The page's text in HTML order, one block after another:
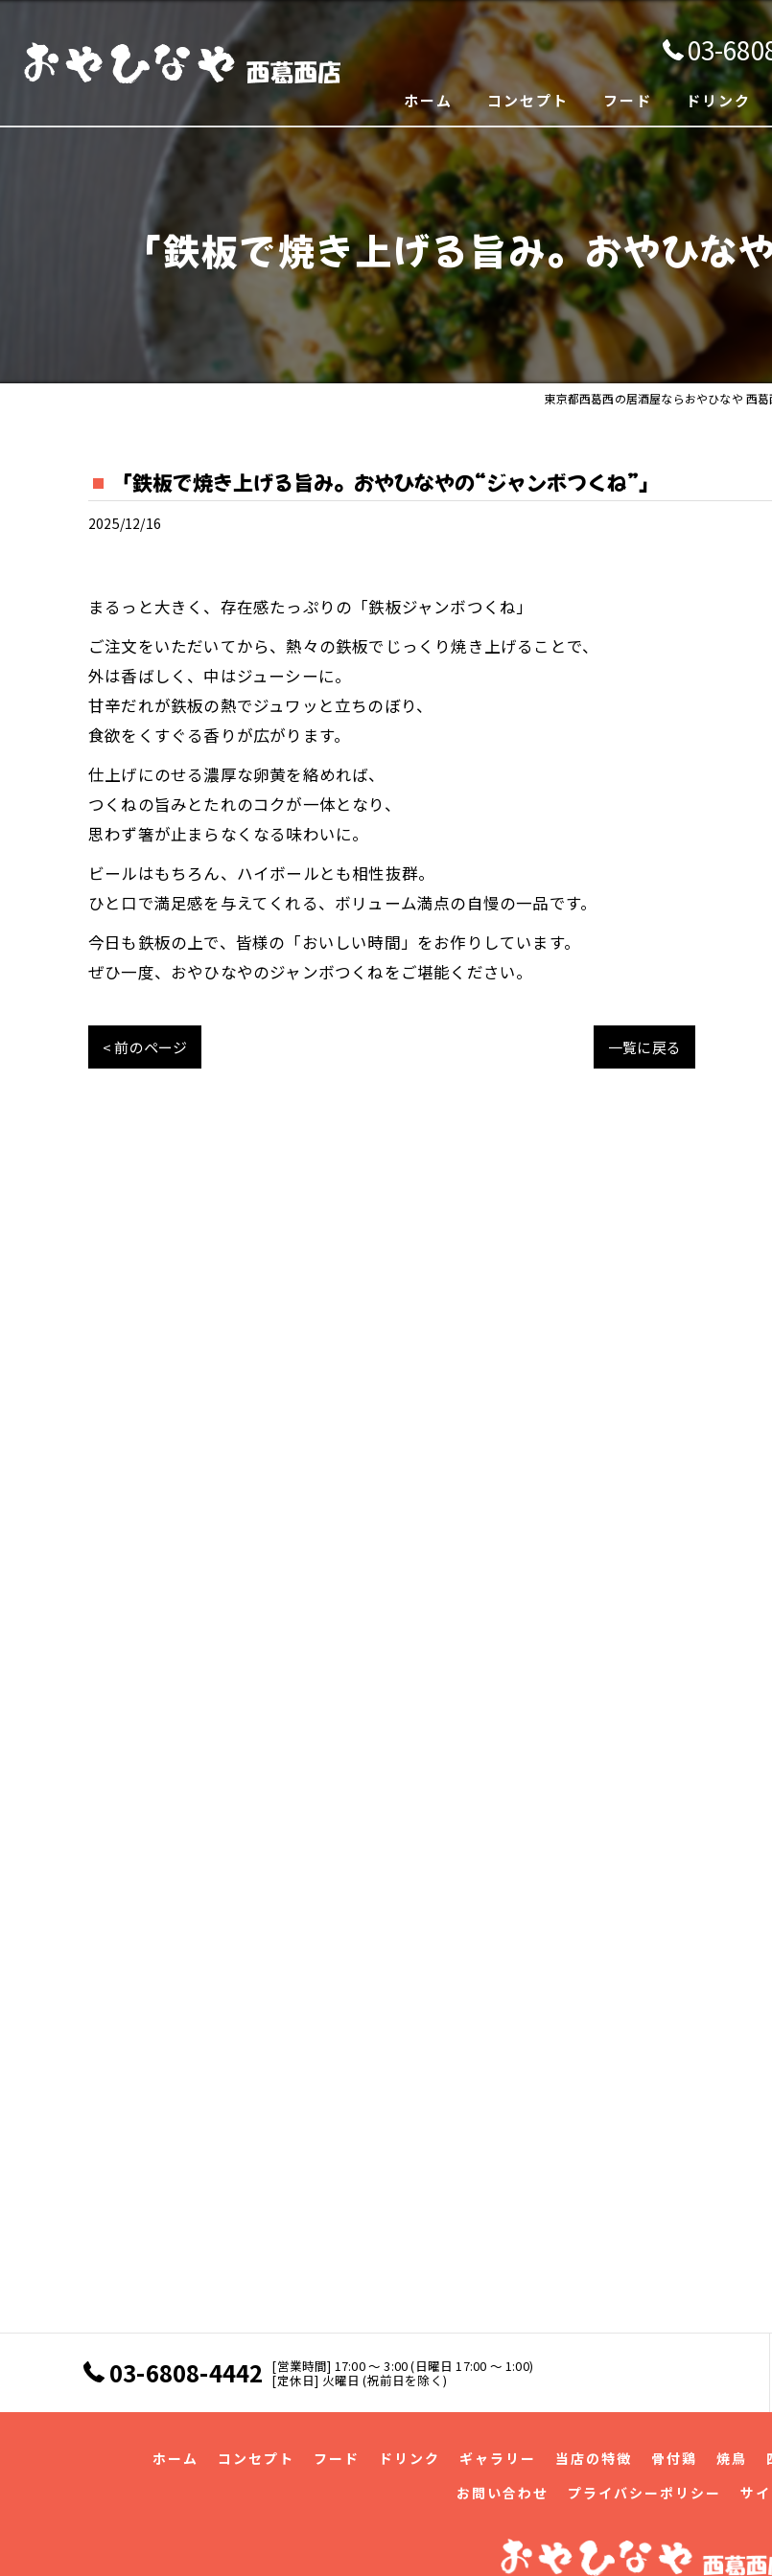
03-
ホーム コンセプト フード ドリンク
「鉄板で焼き上げる旨み。おやひな
東京都西葛西の居酒屋ならおやひなや 西
「鉄板で焼き上げる旨み。おやひなやの“ジャンボつくね”」
2025/12/16
まるっと大きく、存在感たっぷりの「鉄板ジャンボつくね」
ご注文をいただいてから、熱々の鉄板でじっくり焼き上げることで、
外は香ばしく、中はジューシーに。
甘辛だれが鉄板の熱でジュワッと立ちのぼり、
食欲をくすぐる香りが広がります。
仕上げにのせる濃厚な卵黄を絡めれば、
つくねの旨みとたれのコクが一体となり、
思わず箸が止まらなくなる味わいに。
ビールはもちろん、ハイボールとも相性抜群。
ひと口で満足感を与えてくれる、ボリューム満点の自慢の一品です。
今日も鉄板の上で、皆様の「おいしい時間」をお作りしています。
ぜひ一度、おやひなやのジャンボつくねをご堪能ください。
< 前のページ 一覧に戻る
03-6808-4442 [営業時間] 17:00 ～ 3:00 (日曜日 17:00 ～ 1:00)
[定休日] 火曜日 (祝前日を除く)
ホーム コンセプト フード ドリンク ギャラリー 当店の特徴 骨付鶏 焼鳥
お問い合わせ
プライバシーポリシー サ